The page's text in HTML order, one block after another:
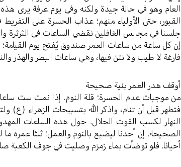
العام وهو في حالة جيدة ولكنه وفي يوم عرفة يرى
القبور، حتى الأولياء منهم؛ عذاب الحسرة على
جلسنا في مجالس الغافلين نقضي الساعات في الثرثرة
إن كل ساعة من ساعات العمر صندوق يُفتح يوم
فارغة لا طيب ولا نتن فيها، وهي ساعات البطر والهذر
أوقف هدر العمر بنية صحيحة
من موجبات عدم الحسرة؛ قلة النوم. إذا نمت ست
فتطهر قبل أن تنام، واذكر الله بتسبيحات الزهراء (ع)
النهار لكسب القوت الحلال. حول هذه الساعات
الصحيحة. إن أحدنا ليضيع بالنوم والعمل؛ ثلثا عمره
أحيانا. فلو توضأت بماء زمزم وصليت في جوف الكعبة